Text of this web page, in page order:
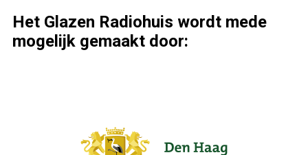
Het Glazen Radiohuis wordt mede
mogelijk gemaakt door: